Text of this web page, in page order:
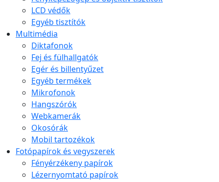
LCD védők
Egyéb tisztítók
Multimédia
Diktafonok
Fej és fülhallgatók
Egér és billentyűzet
Egyéb termékek
Mikrofonok
Hangszórók
Webkamerák
Okosórák
Mobil tartozékok
Fotópapírok és vegyszerek
Fényérzékeny papírok
Lézernyomtató papírok